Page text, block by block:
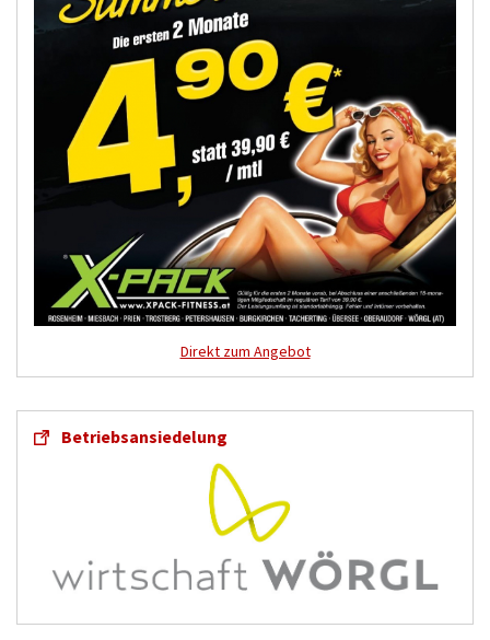
Direkt zum Angebot
Betriebsansiedelung